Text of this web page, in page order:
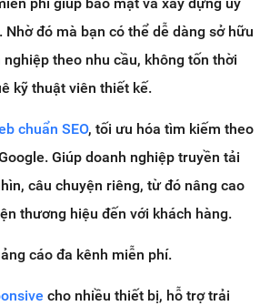
Nhờ đó mà bạn có thể dễ dàng sở hữu
theo nhu cầu, không tốn thời
kỹ thuật viên thiết kế.
chuẩn SEO, tối ưu hóa tìm kiếm theo
Giúp doanh nghiệp truyền tải
câu chuyện riêng, từ đó nâng cao
thương hiệu đến với khách hàng.
cáo đa kênh miễn phí.
cho nhiều thiết bị, hỗ trợ trải